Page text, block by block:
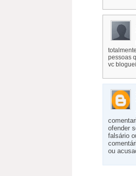
pessoas
vc
ofender
falsário
ou